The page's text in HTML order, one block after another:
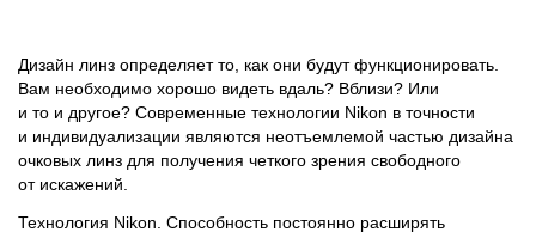
Дизайн линз определяет то, как они будут функционировать.
Вам необходимо хорошо видеть вдаль? Вблизи? Или
и то и другое? Современные технологии Nikon в точности
и индивидуализации являются неотъемлемой частью дизайна
очковых линз для получения четкого зрения свободного
от искажений.
Технология Nikon. Способность постоянно расширять